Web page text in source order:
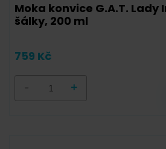
Moka konvice G.A.T.
šálky, 200 ml
759 Kč
+